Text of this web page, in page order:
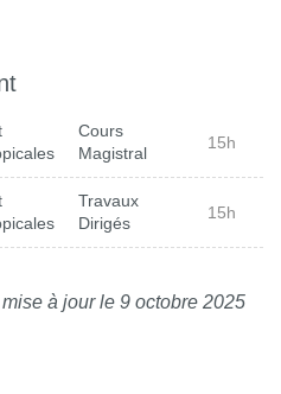
Cours
Magistral
15h
Travaux
Dirigés
15h
à jour le 9 octobre 2025